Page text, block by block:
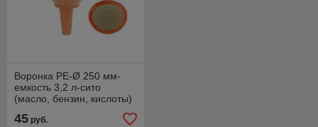
Воронка PE-Ø 250 мм-
емкость 3,2 л-сито
(масло, бензин, кислоты)
45 руб.